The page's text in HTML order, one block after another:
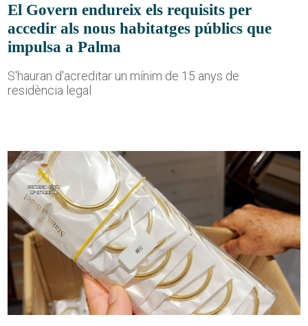
El Govern endureix els requisits per
accedir als nous habitatges públics que
impulsa a Palma
S'hauran d'acreditar un mínim de 15 anys de
residència legal